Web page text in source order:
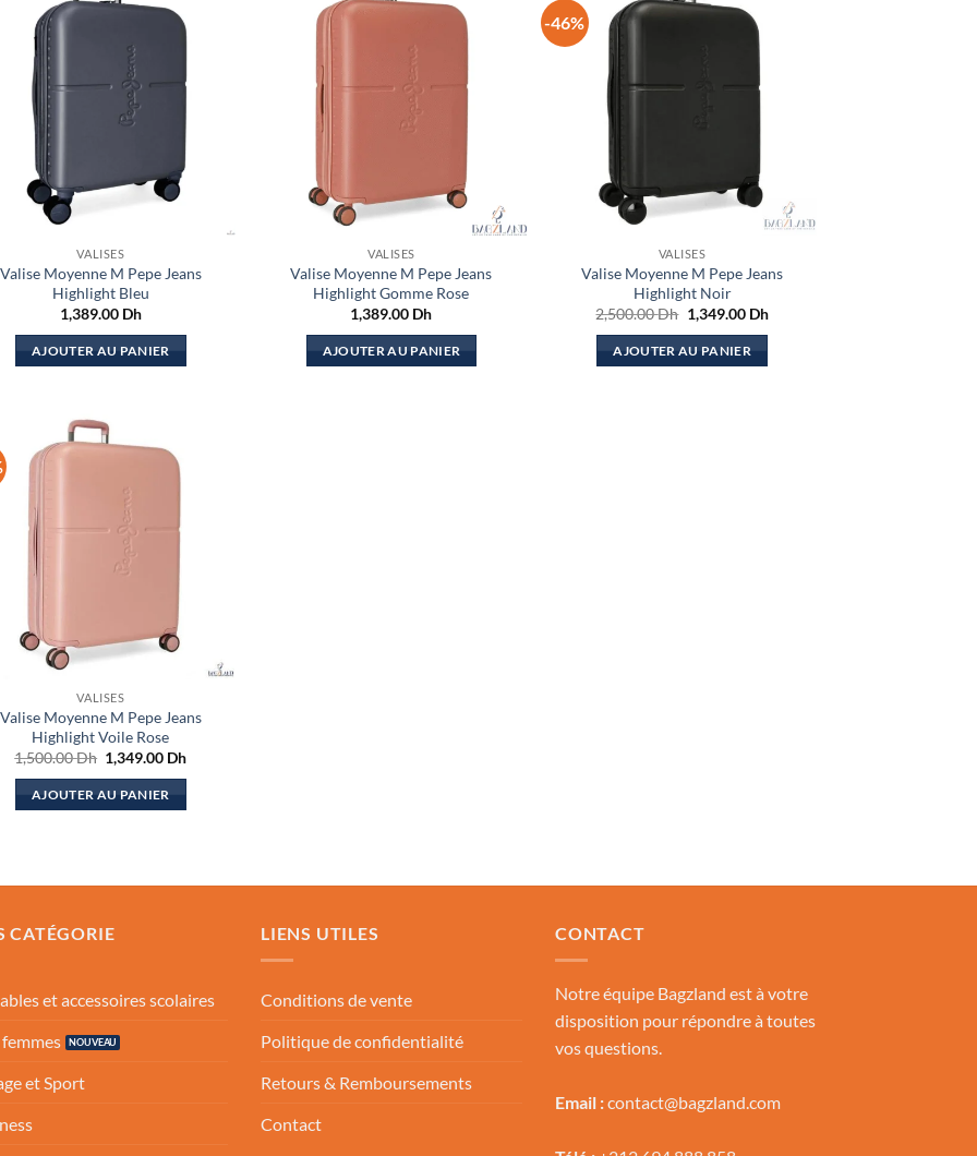
VALISES
Valise Moyenne M Pepe Jeans
Highlight Bleu
1,389.00 Dh
AJOUTER AU PANIER
VALISES
Valise Moyenne M Pepe Jeans
Highlight Gomme Rose
1,389.00 Dh
AJOUTER AU PANIER
-46%
VALISES
Valise Moyenne M Pepe Jeans
Highlight Noir
2,500.00Dh Le
prix
initial
était :
1,349.00 DhLe
AJOUTER AU PANIER
VALISES
Valise Moyenne M Pepe Jeans
Highlight Voile Rose
1,500.00Dh Le
prix
initial
était :
1,349.00 DhLe
AJOUTER AU PANIER
CATÉGORIE
et accessoires scolaires
femmes
et Sport
LIENS UTILES
Conditions de vente
Politique de confidentialité
Retours & Remboursements
Contact
CONTACT
Notre équipe Bagzland est à votre
disposition pour répondre à toutes
vos questions.
Email :contact@bagzland.com